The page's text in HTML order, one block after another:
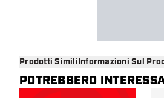
Prodotti SimiliInformazioni Sul
POTREBBERO